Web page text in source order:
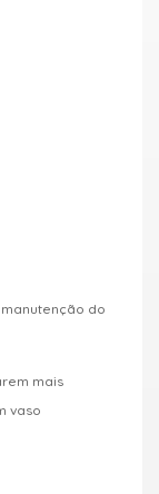
do
mais
vaso